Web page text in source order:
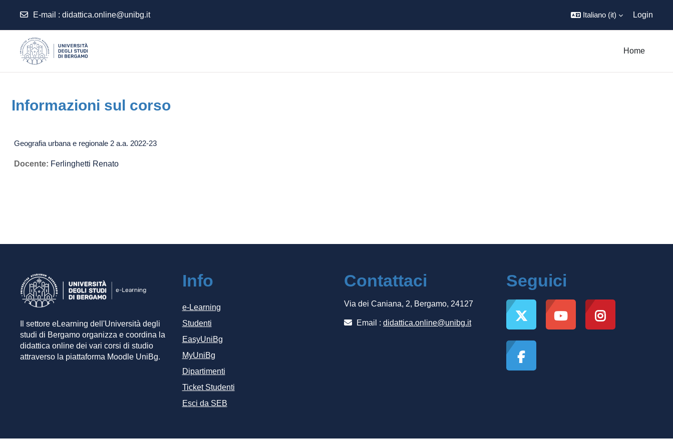
E-mail : didattica.online@unibg.it Italiano ‎(it)‎ Login
Home
Informazioni sul corso
Geografia urbana e regionale 2 a.a. 2022-23
Docente: Ferlinghetti Renato
Il settore eLearning dell'Università degli
studi di Bergamo organizza e coordina la
didattica online dei vari corsi di studio
attraverso la piattaforma Moodle UniBg.
Info
e-Learning
Studenti
EasyUniBg
MyUniBg
Dipartimenti
Ticket Studenti
Esci da SEB
Contattaci
Via dei Caniana, 2, Bergamo, 24127
Email : didattica.online@unibg.it
Seguici